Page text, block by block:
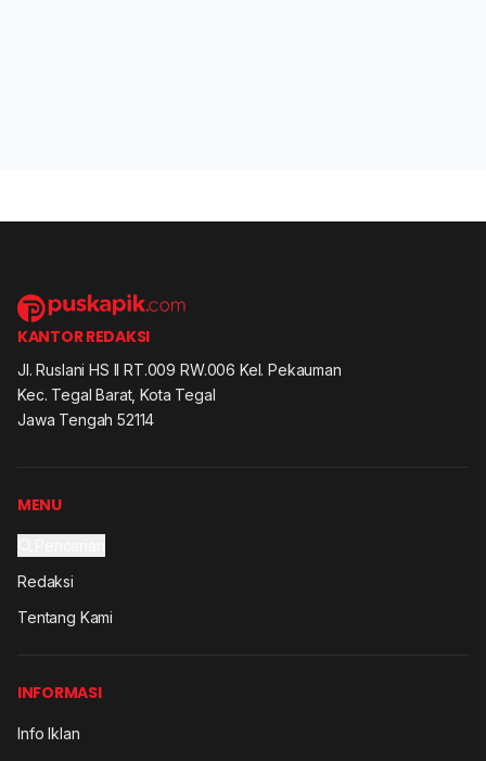
KANTOR REDAKSI
Jl. Ruslani HS II RT.009 RW.006 Kel. Pekauman
Kec. Tegal Barat, Kota Tegal
Jawa Tengah 52114
MENU
Redaksi
Tentang Kami
INFORMASI
Info Iklan